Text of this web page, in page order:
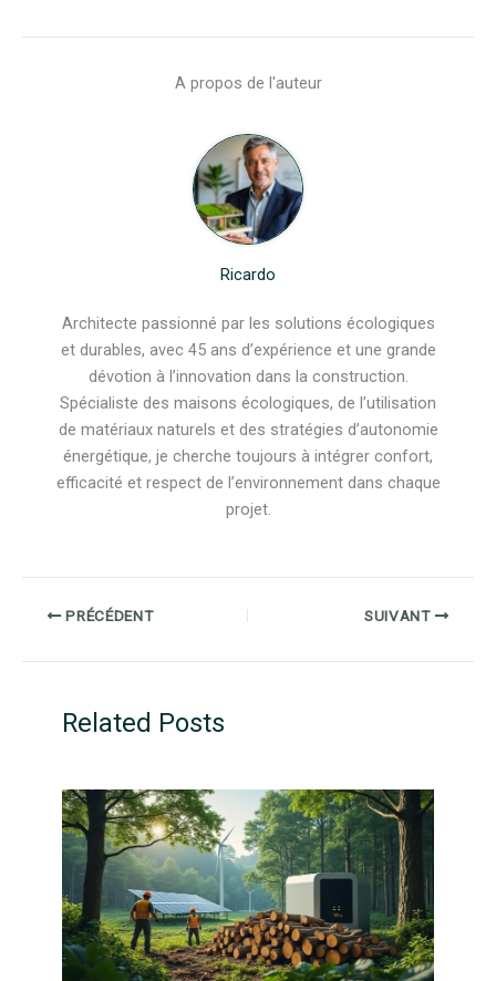
A propos de l'auteur
Ricardo
Architecte passionné par les solutions écologiques
et durables, avec 45 ans d’expérience et une grande
dévotion à l’innovation dans la construction.
Spécialiste des maisons écologiques, de l’utilisation
de matériaux naturels et des stratégies d’autonomie
énergétique, je cherche toujours à intégrer confort,
efficacité et respect de l’environnement dans chaque
projet.
PRÉCÉDENT SUIVANT
Related Posts